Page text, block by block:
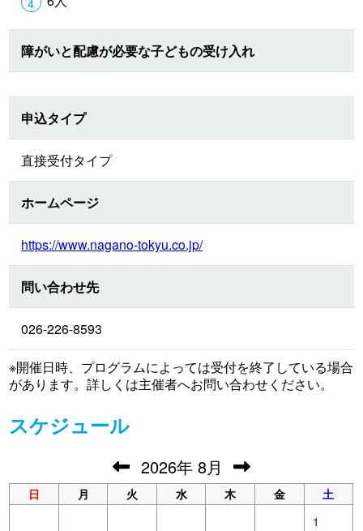
障がいと配慮が必要な子どもの受け入れ
申込タイプ
直接受付タイプ
ホームページ
https://www.nagano-tokyu.co.jp/
問い合わせ先
026-226-8593
※開催日時、プログラムによっては受付を終了している場合
があります。詳しくは主催者へお問い合わせください。
スケジュール
2026年 8月
日 月 火 水 木 金
土
1